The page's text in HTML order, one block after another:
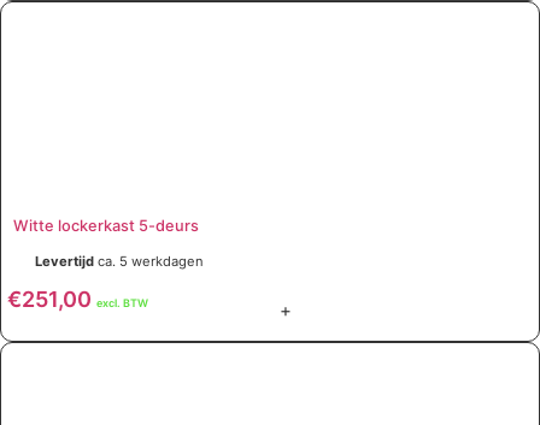
Witte lockerkast 5-deurs
Levertijdca. 5 werkdagen
€251,00 excl. BTW +